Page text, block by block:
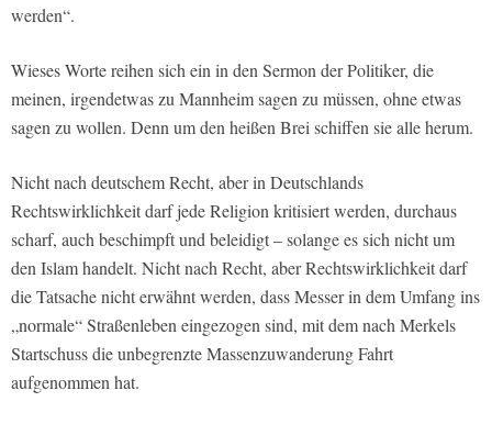
werden“.
Wieses Worte reihen sich ein in den Sermon der Politiker, die
meinen, irgendetwas zu Mannheim sagen zu müssen, ohne etwas
sagen zu wollen. Denn um den heißen Brei schiffen sie alle herum.
Nicht nach deutschem Recht, aber in Deutschlands
Rechtswirklichkeit darf jede Religion kritisiert werden, durchaus
scharf, auch beschimpft und beleidigt – solange es sich nicht um
den Islam handelt. Nicht nach Recht, aber Rechtswirklichkeit darf
die Tatsache nicht erwähnt werden, dass Messer in dem Umfang ins
„normale“ Straßenleben eingezogen sind, mit dem nach Merkels
Startschuss die unbegrenzte Massenzuwanderung Fahrt
aufgenommen hat.